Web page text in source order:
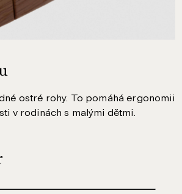
ostré rohy. To pomáhá ergonomii
v rodinách s malými dětmi.